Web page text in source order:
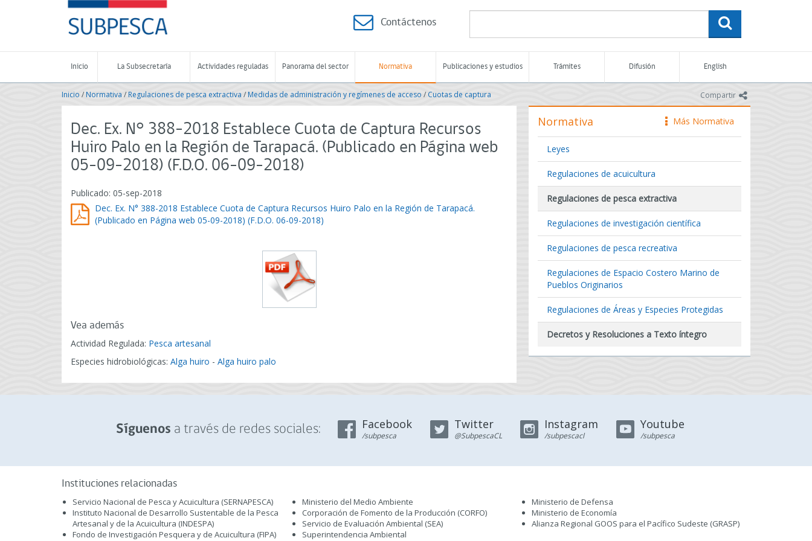
-
Subsecretaría
de
Pesca
Acuicultura
-
de
Chile
Contáctenos
Inicio La Subsecretaría Actividades reguladas Panorama del sector Normativa Publicaciones y estudios Trámites Difusión English
Compartir icono
Inicio /Normativa / Regulaciones de pesca extractiva /Medidas de administración y regímenes de acceso / Cuotas de captura
Dec. Ex. N° 388-2018 Establece Cuota de Captura Recursos
Huiro Palo en la Región de Tarapacá. (Publicado en Página web
05-09-2018) (F.D.O. 06-09-2018)
Publicado: 05-sep-2018
Dec. Ex. N° 388-2018 Establece Cuota de Captura Recursos Huiro Palo en la Región de Tarapacá.
(Publicado en Página web 05-09-2018) (F.D.O. 06-09-2018)
Vea además
Actividad Regulada: Pesca artesanal
Especies hidrobiológicas: Alga huiro - Alga huiro palo
icono
Más Normativa
Normativa
Leyes
Regulaciones de acuicultura
Regulaciones de pesca extractiva
Regulaciones de investigación científica
Regulaciones de pesca recreativa
Regulaciones de Espacio Costero Marino de
Pueblos Originarios
Regulaciones de Áreas y Especies Protegidas
Decretos y Resoluciones a Texto íntegro
Síguenos a través de redes sociales: Facebook
/subpesca
Twitter
@SubpescaCL
Instagram
/subpescacl
Youtube
/subpesca
Instituciones relacionadas
Servicio Nacional de Pesca y Acuicultura (SERNAPESCA)
Instituto Nacional de Desarrollo Sustentable de la Pesca
Artesanal y de la Acuicultura (INDESPA)
Fondo de Investigación Pesquera y de Acuicultura (FIPA)
Ministerio del Medio Ambiente
Corporación de Fomento de la Producción (CORFO)
Servicio de Evaluación Ambiental (SEA)
Superintendencia Ambiental
Ministerio de Defensa
Ministerio de Economía
Alianza Regional GOOS para el Pacífico Sudeste (GRASP)